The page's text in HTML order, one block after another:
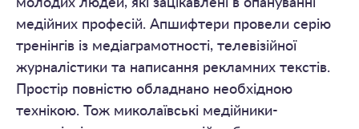
молодих людей, які зацікавлені в опануванні
медійних професій. Апшифтери провели серію
тренінгів із медіаграмотності, телевізійної
журналістики та написання рекламних текстів.
Простір повністю обладнано необхідною
технікою. Тож миколаївські медійники-